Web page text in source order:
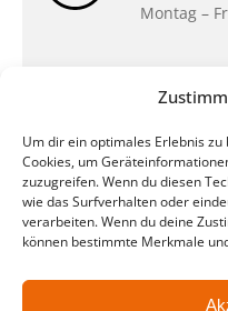
Um dir ein optimales Erlebnis
Cookies, um
zuzugreifen. Wenn du diesen
wie das Surfverhalten oder
verarbeiten. Wenn du deine
können bestimmte Merkmale
Montag –
Am
Sie
Nahverkehr:
Parken ist